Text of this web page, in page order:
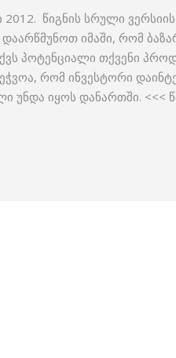
წიგნის სრული
იმაში, რომ
პოტენციალი თქვენი
რომ ინვესტორი
უნდა იყოს დანართში. <<<